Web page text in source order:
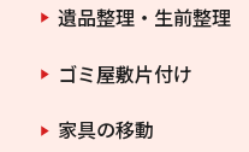
遺品整理・生前整理
ゴミ屋敷片付け
家具の移動